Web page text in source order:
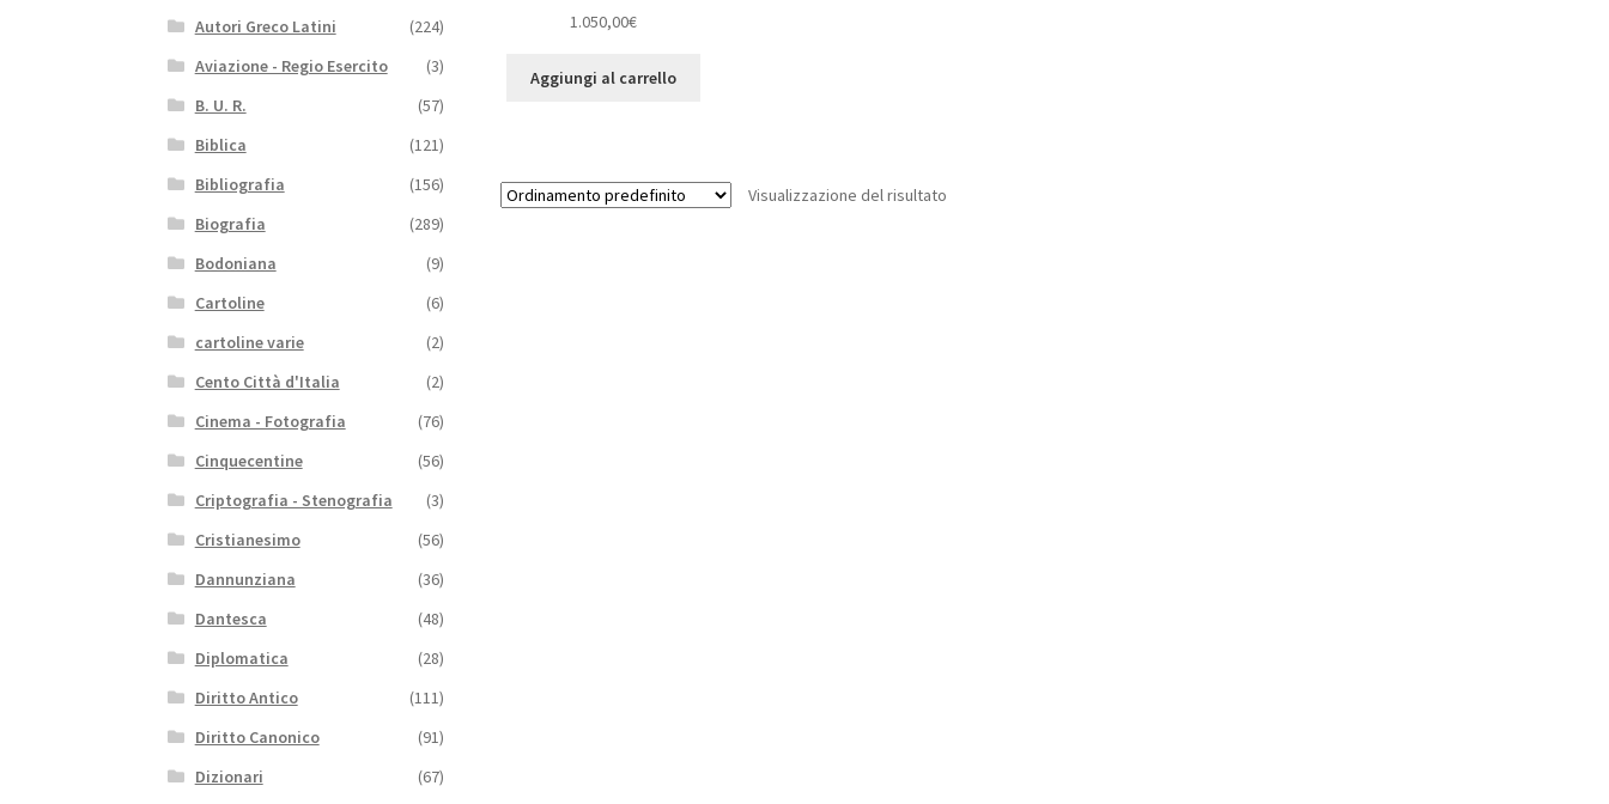
1.050,00€
Aggiungi al carrello
Visualizzazione del risultato
Autori Greco Latini
(224)
Aviazione - Regio Esercito
(3)
B. U. R.
(57)
Biblica
(121)
Bibliografia
(156)
Biografia
(289)
Bodoniana
(9)
Cartoline
(6)
cartoline varie
(2)
Cento Città d'Italia
(2)
Cinema - Fotografia
(76)
Cinquecentine
(56)
Criptografia - Stenografia
(3)
Cristianesimo
(56)
Dannunziana
(36)
Dantesca
(48)
Diplomatica
(28)
Diritto Antico
(111)
Diritto Canonico
(91)
Dizionari
(67)